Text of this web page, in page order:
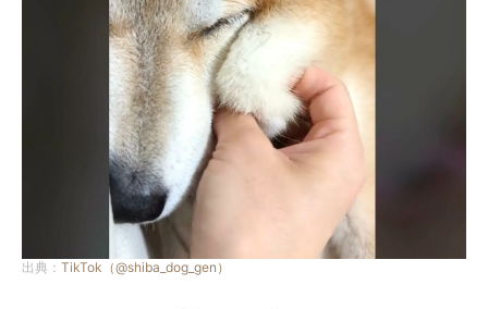
出典： TikTok（@shiba_dog_gen）